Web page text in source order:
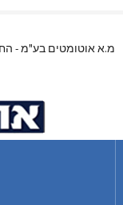
מ.א אוטומטים בע"מ -